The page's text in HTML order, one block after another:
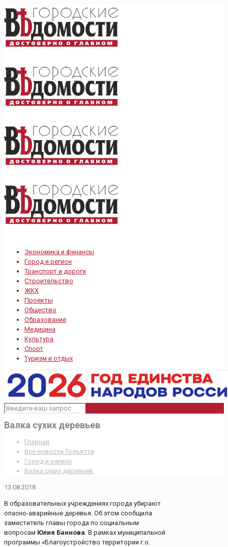
Экономика и финансы
Город и регион
Транспорт и дороги
Строительство
ЖКХ
Проекты
Общество
Образование
Медицина
Культура
Спорт
Туризм и отдых
Валка сухих деревьев
Главная
Все новости Тольятти
Город и регион
Валка сухих деревьев
13.08.2018
В образовательных учреждениях города убирают
опасно-аварийные деревья. Об этом сообщила
заместитель главы города по социальным
вопросам Юлия Баннова. В рамках муниципальной
программы «Благоустройство территории г.о.